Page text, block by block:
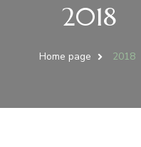
2018
Home page 2018